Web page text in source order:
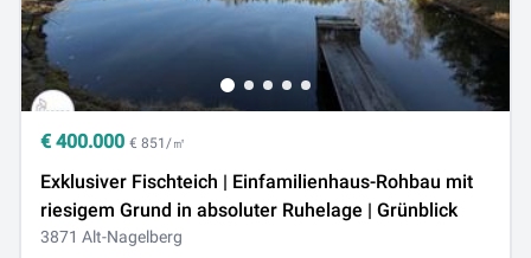
€ 400.000 € 851/㎡
Exklusiver Fischteich | Einfamilienhaus-Rohbau mit
riesigem Grund in absoluter Ruhelage | Grünblick
3871 Alt-Nagelberg